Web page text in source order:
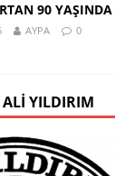
90 YAŞINDA
AYPA 0
YILDIRIM